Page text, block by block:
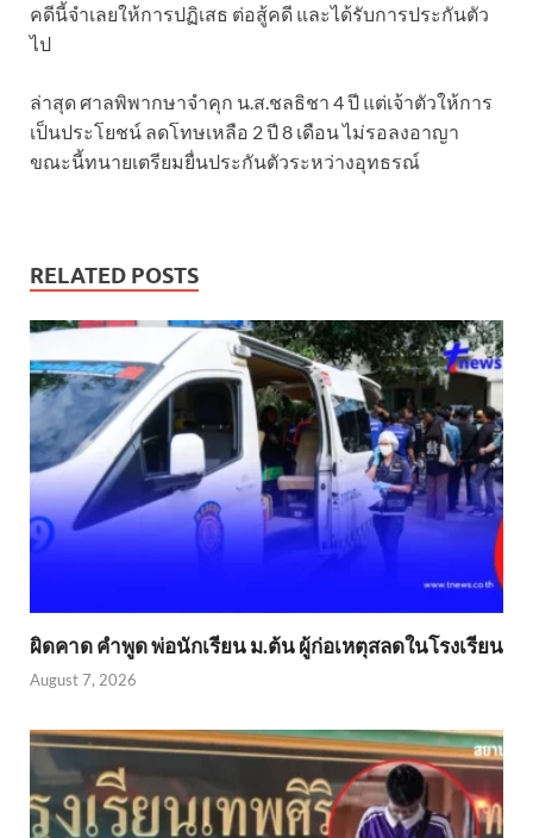
คดีนี้จำเลยให้การปฏิเสธ ต่อสู้คดี และได้รับการประกันตัว
ไป
ล่าสุด ศาลพิพากษาจำคุก น.ส.ชลธิชา 4 ปี แต่เจ้าตัวให้การ
เป็นประโยชน์ ลดโทษเหลือ 2 ปี 8 เดือน ไม่รอลงอาญา
ขณะนี้ทนายเตรียมยื่นประกันตัวระหว่างอุทธรณ์
RELATED POSTS
ผิดคาด คำพูด พ่อนักเรียน ม.ต้น ผู้ก่อเหตุสลดในโรงเรียน
August 7, 2026